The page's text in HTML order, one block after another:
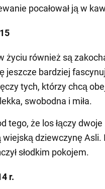
pocałował ją w
życiu również są
jeszcze bardziej
tych, którzy chcą
swobodna i miła.
tego, że los łączy
dziewczynę Asli.
słodkim pokojem.
r.